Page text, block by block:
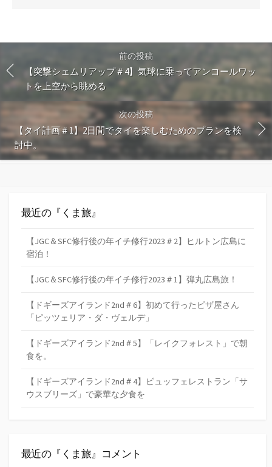
る
前の投稿
【突撃シェムリアップ＃4】気球に乗ってアンコールワッ
トを上空から眺める
次の投稿
【タイ計画＃1】2日間でタイを楽しむためのプランを検
討中。
最近の『くま旅』
【JGC＆SFC修行後の年イチ修行2023＃2】ヒルトン広島に
宿泊！
【JGC＆SFC修行後の年イチ修行2023＃1】弾丸広島旅！
【ドギーズアイランド2nd＃6】初めて行ったピザ屋さん
「ピッツェリア・ダ・ヴェルデ」
【ドギーズアイランド2nd＃5】「レイクフォレスト」で朝
食を。
【ドギーズアイランド2nd＃4】ビュッフェレストラン「サ
ウスブリーズ」で豪華な夕食を
最近の『くま旅』コメント